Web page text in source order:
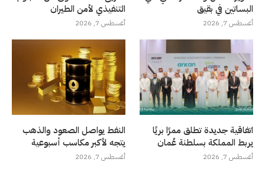
البساتين في بقيق
أغسطس 7, 2026
التنفيذي لأمن الطيران
أغسطس 7, 2026
اتفاقية جديدة تطلق ممرًا بريًا
يربط المملكة بسلطنة عُمان
أغسطس 7, 2026
النفط يواصل الصعود والذهب
يتجه لأكبر مكاسب أسبوعية
أغسطس 7, 2026